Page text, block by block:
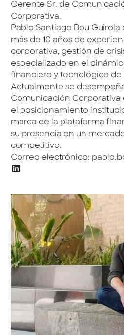
Gerente Sr. de
Corporativa.
Pablo Santiago Bou
más de 10 años de
corporativa, gestión de
especializado en el
financiero y tecnológico de
Actualmente se
Comunicación Corporativa
el posicionamiento
marca de la plataforma
su presencia en un
competitivo.
Correo electrónico: